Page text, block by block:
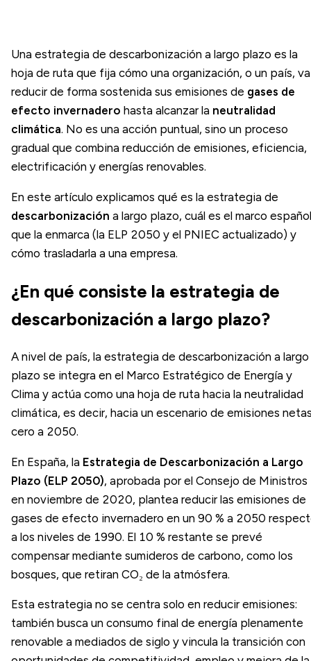
Una estrategia de descarbonización a largo plazo es la
hoja de ruta que fija cómo una organización, o un país,
reducir de forma sostenida sus emisiones de gases de
efecto invernadero hasta alcanzar la neutralidad
climática. No es una acción puntual, sino un proceso
gradual que combina reducción de emisiones, eficiencia,
electrificación y energías renovables.
En este artículo explicamos qué es la estrategia de
descarbonización a largo plazo, cuál es el marco español
que la enmarca (la ELP 2050 y el PNIEC actualizado) y
cómo trasladarla a una empresa.
¿En qué consiste la estrategia de
descarbonización a largo plazo?
A nivel de país, la estrategia de descarbonización a largo
plazo se integra en el Marco Estratégico de Energía y
Clima y actúa como una hoja de ruta hacia la neutralidad
climática, es decir, hacia un escenario de emisiones
cero a 2050.
En España, la Estrategia de Descarbonización a Largo
Plazo (ELP 2050), aprobada por el Consejo de Ministros
en noviembre de 2020, plantea reducir las emisiones de
gases de efecto invernadero en un 90 % a 2050
a los niveles de 1990. El 10 % restante se prevé
compensar mediante sumideros de carbono, como los
bosques, que retiran CO₂ de la atmósfera.
Esta estrategia no se centra solo en reducir emisiones:
también busca un consumo final de energía plenamente
renovable a mediados de siglo y vincula la transición con